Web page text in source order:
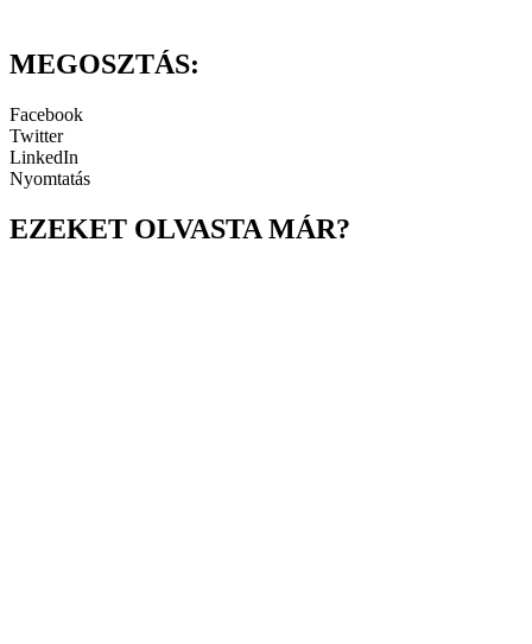
MEGOSZTÁS:
Facebook
Twitter
LinkedIn
Nyomtatás
EZEKET OLVASTA MÁR?